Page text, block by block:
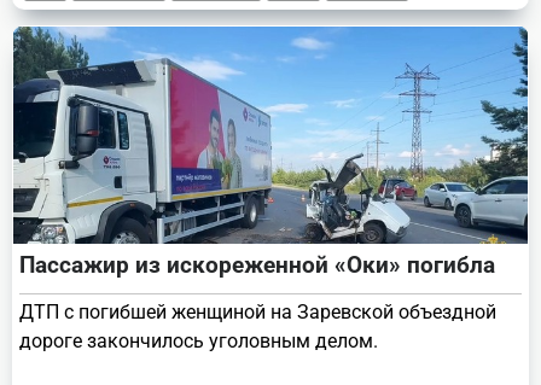
Пассажир из искореженной «Оки» погибла
ДТП с погибшей женщиной на Заревской объездной
дороге закончилось уголовным делом.